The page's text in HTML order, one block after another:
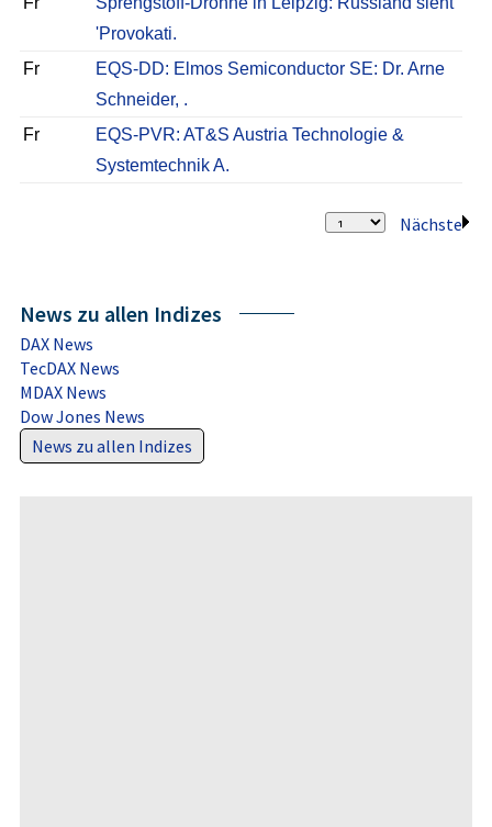
'Provokati.
Fr
EQS-DD: Elmos Semiconductor SE: Dr. Arne
Schneider, .
Fr
EQS-PVR: AT&S Austria Technologie &
Systemtechnik A.
Nächste
News zu allen Indizes
DAX News
TecDAX News
MDAX News
Dow Jones News
News zu allen Indizes